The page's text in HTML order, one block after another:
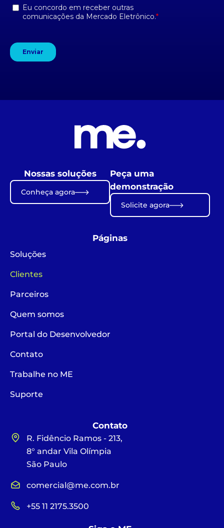
Nossas soluções
Conheça agora
Peça uma
demonstração
Solicite agora
Páginas
Soluções
Clientes
Parceiros
Quem somos
Portal do Desenvolvedor
Contato
Trabalhe no ME
Suporte
Contato
R. Fidêncio Ramos - 213,
8° andar Vila Olímpia
São Paulo
comercial@me.com.br
+55 11 2175.3500